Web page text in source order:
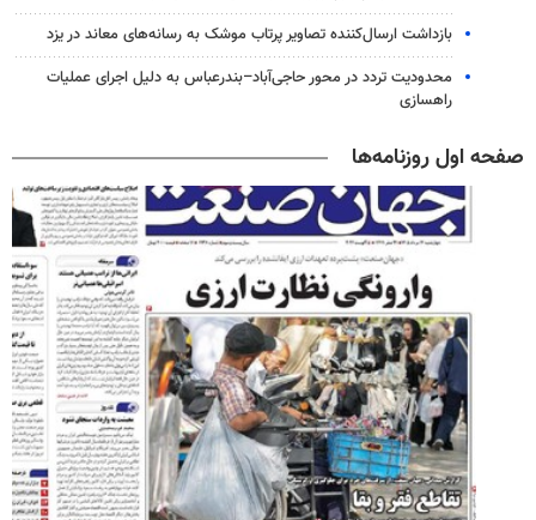
بازداشت ارسال‌کننده تصاویر پرتاب موشک به رسانه‌های معاند در یزد
محدودیت تردد در محور حاجی‌آباد–بندرعباس به دلیل اجرای عملیات
راهسازی
صفحه اول روزنامه‌ها